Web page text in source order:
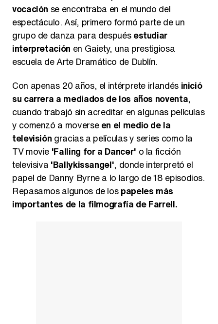
vocación se encontraba en el mundo del
espectáculo. Así, primero formó parte de un
grupo de danza para despuésestudiar
interpretación en Gaiety, una prestigiosa
escuela de Arte Dramático de Dublín.
Con apenas 20 años, el intérprete irlandés inició
su carrera a mediados de los años noventa,
cuando trabajó sin acreditar en algunas películas
y comenzó a moverseen el medio de la
televisión gracias a películas y series como la
TV movie 'Falling for a Dancer' o la ficción
televisiva 'Ballykissangel', donde interpretó el
papel de Danny Byrne a lo largo de 18 episodios.
Repasamos algunos de lospapeles más
importantes de la filmografía de Farrell.